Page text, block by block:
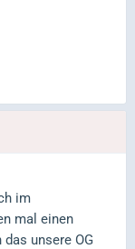
im
mal einen
unsere OG